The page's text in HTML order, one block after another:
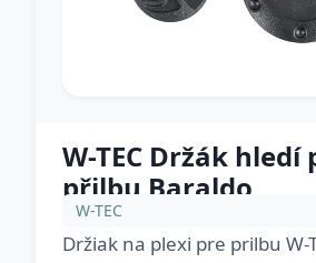
W-TEC Držák hledí
přilbu Baraldo
W-TEC
Držiak na plexi pre prilbu W-